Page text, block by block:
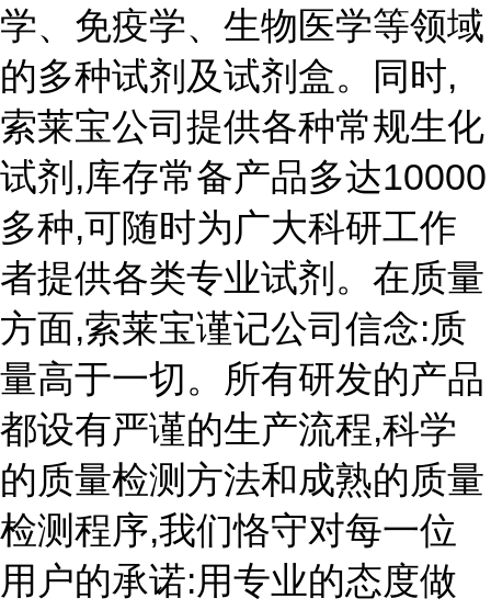
学、免疫学、生物医学等领域
的多种试剂及试剂盒。同时,
索莱宝公司提供各种常规生化
试剂,库存常备产品多达10000
多种,可随时为广大科研工作
者提供各类专业试剂。在质量
方面,索莱宝谨记公司信念:质
量高于一切。所有研发的产品
都设有严谨的生产流程,科学
的质量检测方法和成熟的质量
检测程序,我们恪守对每一位
用户的承诺:用专业的态度做